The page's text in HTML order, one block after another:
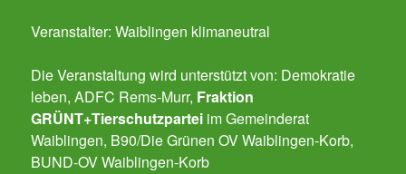
Veranstalter: Waiblingen klimaneutral
Die Veranstaltung wird unterstützt von: Demokratie
leben, ADFC Rems-Murr, Fraktion
GRÜNT+Tierschutzpartei im Gemeinderat
Waiblingen, B90/Die Grünen OV Waiblingen-Korb,
BUND-OV Waiblingen-Korb